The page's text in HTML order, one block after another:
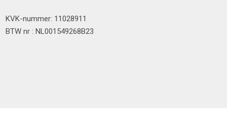
KVK-nummer: 11028911
BTW nr : NL001549268B23